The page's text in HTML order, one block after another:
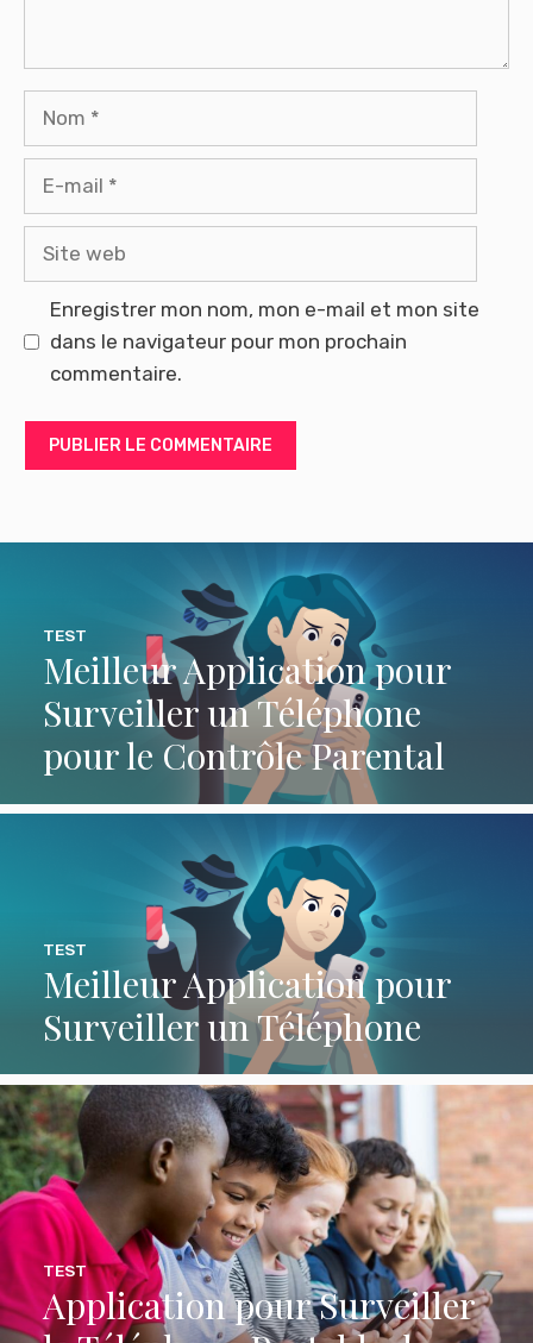
Enregistrer mon nom, mon e-mail et mon site
dans le navigateur pour mon prochain
commentaire.
Meilleur Application pour
Surveiller un Téléphone
pour le Contrôle Parental
TEST
Meilleur Application pour
Surveiller un Téléphone
TEST
Application pour Surveiller
TEST